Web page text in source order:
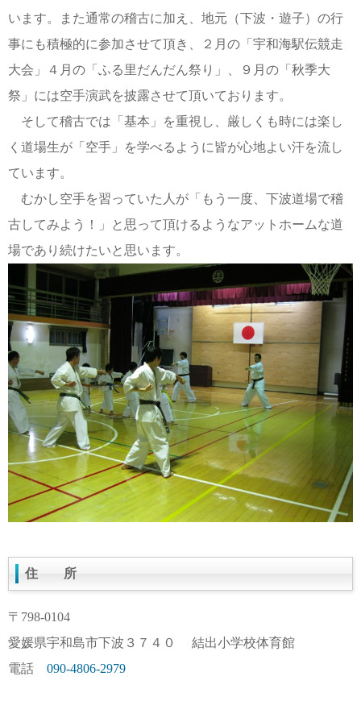
います。また通常の稽古に加え、地元（下波・遊子）の行
事にも積極的に参加させて頂き、２月の「宇和海駅伝競走
大会」４月の「ふる里だんだん祭り」、９月の「秋季大
祭」には空手演武を披露させて頂いております。
そして稽古では「基本」を重視し、厳しくも時には楽し
く道場生が「空手」を学べるように皆が心地よい汗を流し
ています。
むかし空手を習っていた人が「もう一度、下波道場で稽
古してみよう！」と思って頂けるようなアットホームな道
場であり続けたいと思います。
住 所
〒798-0104
愛媛県宇和島市下波３７４０ 結出小学校体育館
電話 090-4806-2979